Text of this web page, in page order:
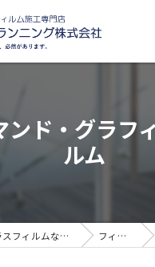
ンド・グラフ
ルム
東京の窓ガラスフィルムなら高伸プランニング株式会社 フィルムの種類